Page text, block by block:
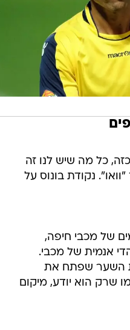
כל מה שיש לנו זה
נקודת בונוס על
של מכבי חיפה,
אנמית של מכבי.
השער שפתח את
שרק הוא יודע, מיקום